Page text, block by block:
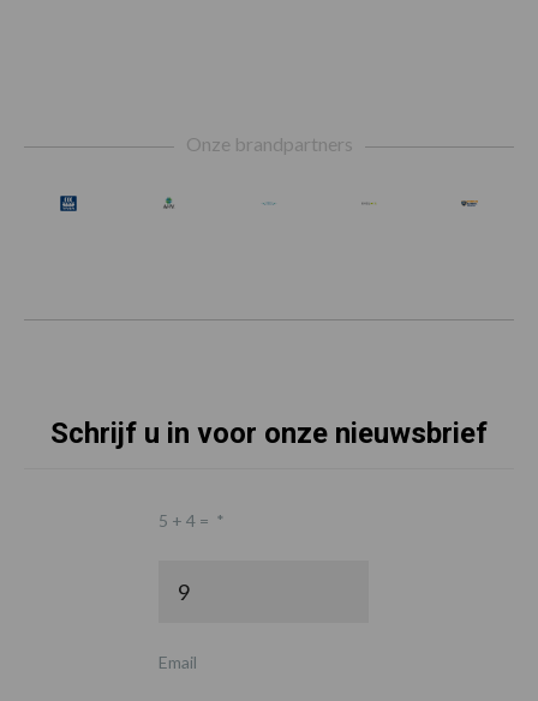
Onze brandpartners
Schrijf u in voor onze nieuwsbrief
5 + 4 = *
Email